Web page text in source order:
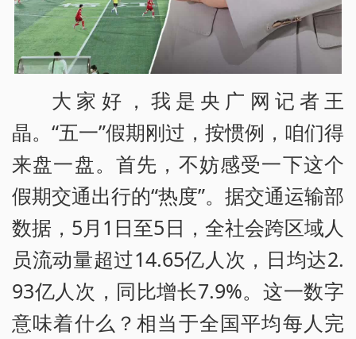
大家好，我是央广网记者王
晶。“五一”假期刚过，按惯例，咱们得
来盘一盘。首先，不妨感受一下这个
假期交通出行的“热度”。据交通运输部
数据，5月1日至5日，全社会跨区域人
员流动量超过14.65亿人次，日均达2.
93亿人次，同比增长7.9%。这一数字
意味着什么？相当于全国平均每人完